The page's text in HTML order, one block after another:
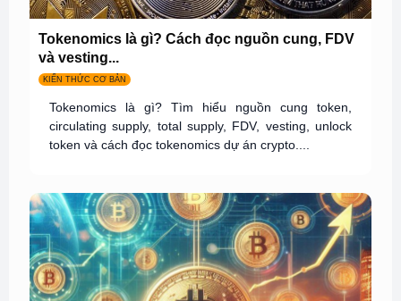
Tokenomics là gì? Cách đọc nguồn cung, FDV
và vesting...
KIẾN THỨC CƠ BẢN
Tokenomics là gì? Tìm hiểu nguồn cung token,
circulating supply, total supply, FDV, vesting, unlock
token và cách đọc tokenomics dự án crypto....